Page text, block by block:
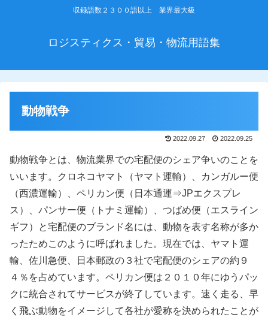
収録語数２３００語以上 業界最大級
ロジスティクス・貿易・物流用語集
動物戦争
2022.09.27 2022.09.25
動物戦争とは、物流業界での宅配便のシェア争いのことを
いいます。クロネコヤマト（ヤマト運輸）、カンガルー便
（西濃運輸）、ペリカン便（日本通運⇒JPエクスプレ
ス）、パンサー便（トナミ運輸）、つばめ便（エスライン
ギフ）と宅配便のブランド名には、動物を表す名称が多か
ったためこのように呼ばれました。現在では、ヤマト運
輸、佐川急便、日本郵政の３社で宅配便のシェアの約９
４％を占めています。ペリカン便は２０１０年にゆうパッ
クに統合されてサービスが終了しています。速く走る、早
く飛ぶ動物をイメージして各社が愛称を決められたことが